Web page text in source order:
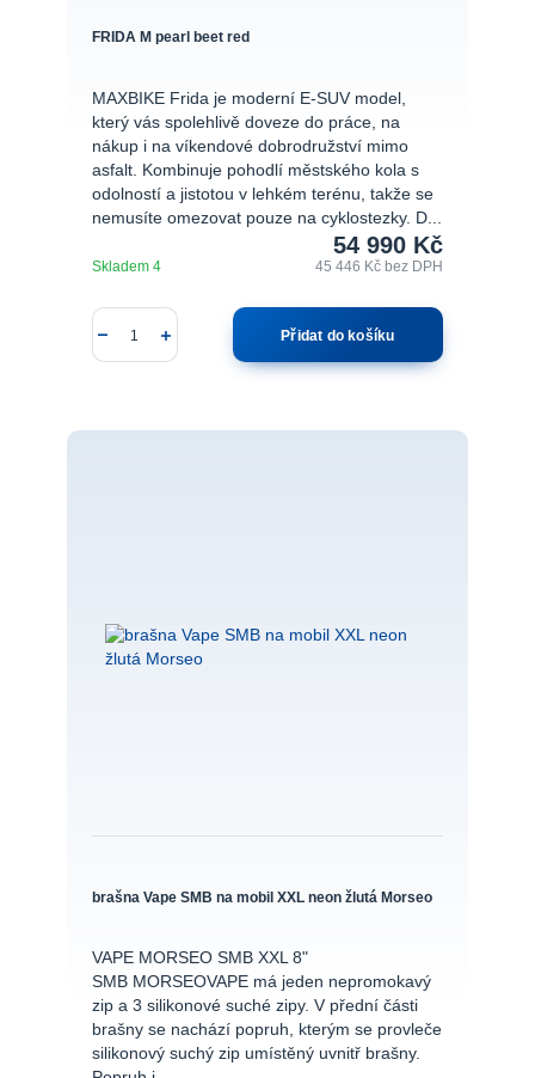
FRIDA M pearl beet red
MAXBIKE Frida je moderní E-SUV model,
který vás spolehlivě doveze do práce, na
nákup i na víkendové dobrodružství mimo
asfalt. Kombinuje pohodlí městského kola s
odolností a jistotou v lehkém terénu, takže se
nemusíte omezovat pouze na cyklostezky. D...
54 990 Kč
45 446 Kčbez DPH
Skladem 4
Přidat do košíku
brašna Vape SMB na mobil XXL neon žlutá Morseo
VAPE MORSEO SMB XXL 8"
SMB MORSEOVAPE má jeden nepromokavý
zip a 3 silikonové suché zipy. V přední části
brašny se nachází popruh, kterým se provleče
silikonový suchý zip umístěný uvnitř brašny.